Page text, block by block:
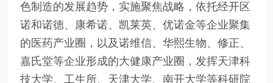
色制造的发展趋势，实施聚焦战略，依托经开区
诺和诺德、康希诺、凯莱英、优诺金等企业聚集
的医药产业圈，以及诺维信、华熙生物、修正、
嘉氏堂等企业形成的大健康产业圈，发挥天津科
技大学、工生所、天津大学、南开大学等科研院